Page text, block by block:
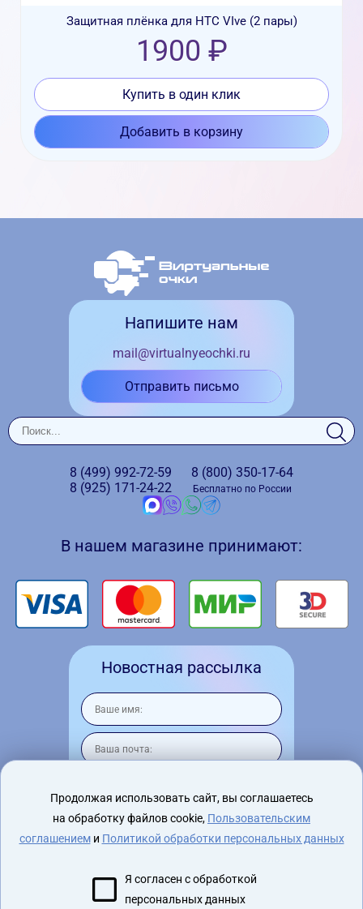
Защитная плёнка для HTC VIve (2 пары)
1900 ₽
Купить в один клик
Добавить в корзину
Напишите нам
mail@virtualnyeochki.ru
Отправить письмо
8 (499) 992-72-59
8 (925) 171-24-22
8 (800) 350-17-64
Бесплатно по России
В нашем магазине принимают:
Новостная рассылка
Я согласен на обработку персональных
данных
Продолжая использовать сайт, вы соглашаетесь
на обработку файлов cookie, Пользовательским
соглашениеми Политикой обработки персональных данных
Я согласен с обработкой
персональных данных